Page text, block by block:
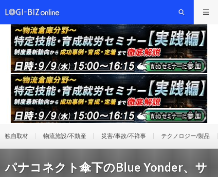
独自取材 物流施設/不動産 災害/事故/不祥事 テクノロジー/製品
パナコネクト傘下のBlue Yonder、サ